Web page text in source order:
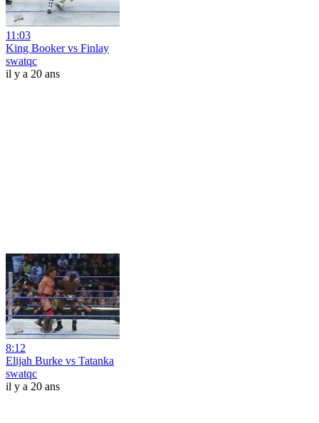
11:03
King Booker vs Finlay
swatqc
il y a 20 ans
8:12
Elijah Burke vs Tatanka
swatqc
il y a 20 ans